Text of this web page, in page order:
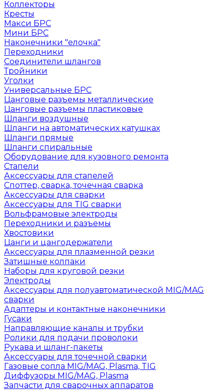
Коллекторы
Кресты
Макси БРС
Мини БРС
Наконечники "елочка"
Переходники
Соединители шлангов
Тройники
Уголки
Универсальные БРС
Цанговые разъемы металлические
Цанговые разъемы пластиковые
Шланги воздушные
Шланги на автоматических катушках
Шланги прямые
Шланги спиральные
Оборудование для кузовного ремонта
Стапели
Аксессуары для стапелей
Споттер, сварка, точечная сварка
Аксессуары для сварки
Аксессуары для TIG сварки
Вольфрамовые электроды
Переходники и разъемы
Хвостовики
Цанги и цангодержатели
Аксессуары для плазменной резки
Затишные колпаки
Наборы для круговой резки
Электроды
Аксессуары для полуавтоматической MIG/MAG
сварки
Адаптеры и контактные наконечники
Гусаки
Направляющие каналы и трубки
Ролики для подачи проволоки
Рукава и шланг-пакеты
Аксессуары для точечной сварки
Газовые сопла MIG/MAG, Plasma, TIG
Диффузоры MIG/MAG, Plasma
Запчасти для сварочных аппаратов